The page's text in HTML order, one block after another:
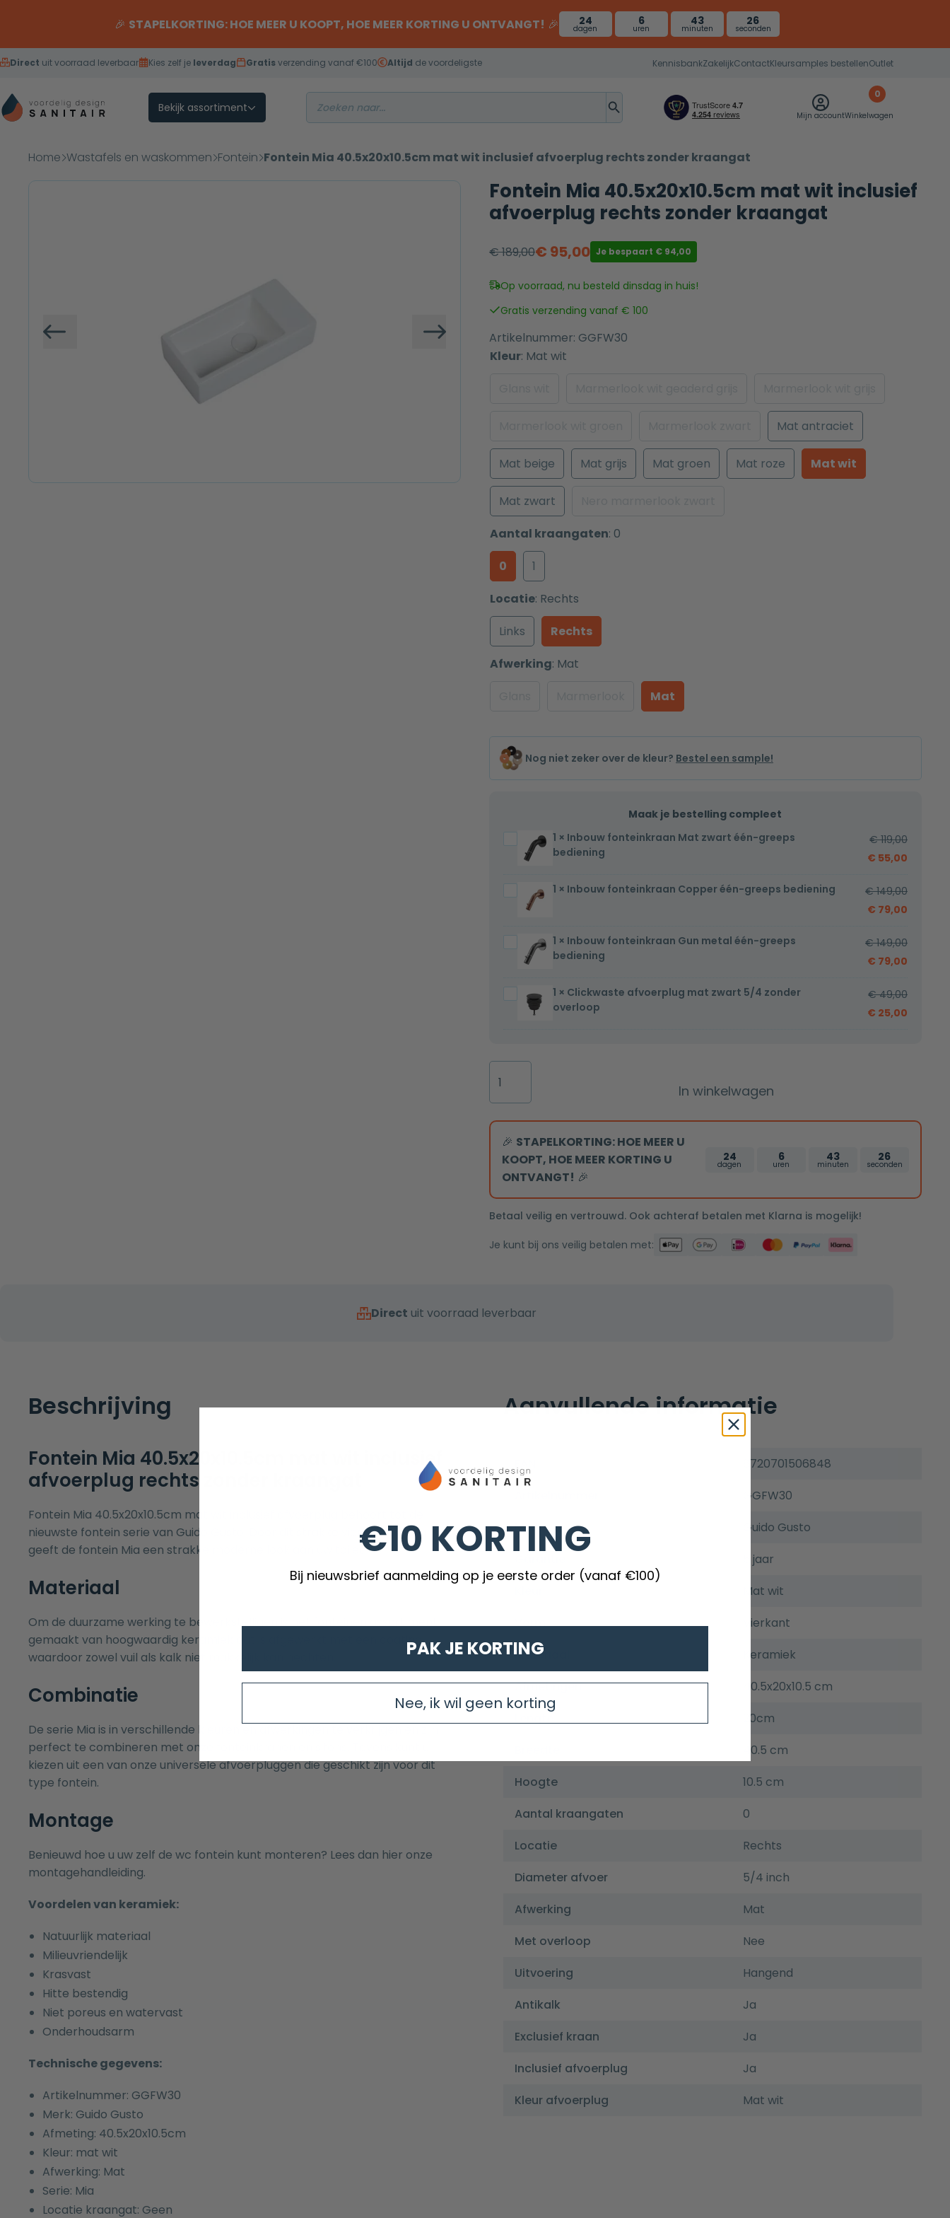
🎉 STAPELKORTING: HOE MEER U KOOPT, HOE MEER KORTING U ONTVANGT! 🎉 24
dagen
6
uren
43
minuten
25
seconden
Direct uit voorraad leverbaar Kies zelf je leverdag Gratisverzending vanaf €100 Altijd de voordeligste KennisbankZakelijkContactKleursamples bestellenOutlet
Bekijk assortiment
Mijn account
0
Winkelwagen
Home Wastafels en waskommen Fontein Fontein Mia 40.5x20x10.5cm mat wit inclusief afvoerplug rechts zonder kraangat
Vorige Volgende
Fontein Mia 40.5x20x10.5cm mat wit inclusief
afvoerplug rechts zonder kraangat
€189,00
Oorspronkelijke
prijs
was:
€ 189,00.
€ 95,00
Huidige
prijs
is:
€ 95,00.
Je bespaart €94,00
Op voorraad, nu besteld dinsdag in huis!
Gratis verzending vanaf € 100
Artikelnummer: GGFW30
Kleur: Mat wit
Mat antraciet
Mat beige Mat grijs Mat groen Mat roze Mat wit
Mat zwart
Aantal kraangaten: 0
0
1
Locatie: Rechts
Links
Rechts
Afwerking: Mat
Mat
Nog niet zeker over de kleur? Bestel een sample!
Maak je bestelling compleet
Inbouw
fonteinkraan
zwart
één-
bediening
1 × Inbouw fonteinkraan Mat zwart één-greeps
bediening
€119,00
€ 55,00
Inbouw
fonteinkraan
één-
greeps
1 × Inbouw fonteinkraan Copper één-greeps bediening €149,00
€ 79,00
Inbouw
fonteinkraan
metal
één-
1 × Inbouw fonteinkraan Gun metal één-greeps
bediening
€149,00
€ 79,00
Clickwaste
afvoerplug
5/4
overloop
1 × Clickwaste afvoerplug mat zwart 5/4 zonder
overloop
€49,00
€ 25,00
Mia
40.5x20x10.5cm
mat
wit
inclusief
afvoerplug
rechts
zonder
aantal
In winkelwagen
🎉 STAPELKORTING: HOE MEER U
KOOPT, HOE MEER KORTING U
ONTVANGT! 🎉
24
dagen
6
uren
43
minuten
25
seconden
Betaal veilig en vertrouwd. Ook achteraf betalen met Klarna is mogelijk!
Je kunt bij ons veilig betalen met:
Direct uit voorraad leverbaar
Beschrijving
Fontein Mia 40.5x20x10.5cm mat wit inclusief
afvoerplug rechts zonder kraangat
Fontein Mia 40.5x20x10.5cm mat wit inclusief afvoerplug behoort tot de
nieuwste fontein serie van Guido Gusto. Door dit strakke vierkante design
geeft de fontein Mia een strakke moderne look aan uw toilet.
Materiaal
Om de duurzame werking te bewerkstelligen is het fonteinen assortiment
gemaakt van hoogwaardig keramiek dat is afgewerkt met een coating
waardoor zowel vuil als kalk niet makkelijk kan hechten.
Combinatie
De serie Mia is in verschillende kleuren en afwerkingen te verkrijgen en zijn
perfect te combineren met onze
kiezen uit een van onze universeleafvoerpluggendie geschikt zijn voor dit
type fontein.
Montage
Benieuwd hoe u uw zelf de wc fontein kunt monteren? Lees dan hier onze
montagehandleiding.
Voordelen van keramiek:
Natuurlijk materiaal
Milieuvriendelijk
Krasvast
Hitte bestendig
Niet poreus en watervast
Onderhoudsarm
Technische gegevens:
Artikelnummer: GGFW30
Merk: Guido Gusto
Afmeting: 40.5x20x10.5cm
Kleur: mat wit
Afwerking: Mat
Serie: Mia
Locatie kraangat: Geen
Aanvullende informatie
EAN
8720701506848
GGFW30
Merk
Guido Gusto
5 jaar
Mat wit
Vorm
Vierkant
Materiaal
Keramiek
Afmetingen
40.5x20x10.5 cm
20cm
40.5 cm
Hoogte
10.5 cm
Aantal kraangaten
0
Locatie
Rechts
Diameter afvoer
5/4 inch
Afwerking
Mat
Met overloop
Nee
Uitvoering
Hangend
Antikalk
Ja
Exclusief kraan
Ja
Inclusief afvoerplug
Ja
Kleur afvoerplug
Mat wit
€10 KORTING
Bij nieuwsbrief aanmelding op je eerste order (vanaf €100)
PAK JE KORTING
Nee, ik wil geen korting